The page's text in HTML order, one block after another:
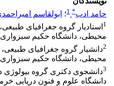
حامد ادب*
1؛ ابولقاسم
1 استادیار گروه جغرافیای
محیطی، دانشگاه حکیم سبزواری
2دانشیار گروه جغرافیای
محیطی، دانشگاه حکیم سبزواری
3دانشجوی دکتری گروه بیولوژی
دانشگاه علوم و فنون دریایی